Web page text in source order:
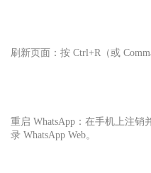
刷新页面：按 Ctrl+R（或
重启 WhatsApp：在手机上注销
录 WhatsApp Web。